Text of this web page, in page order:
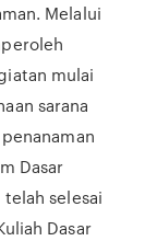
Melalui
mulai
sarana
Dasar
selesai
Dasar